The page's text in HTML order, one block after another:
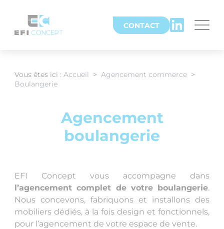
CONTACT
Vous êtes ici : Accueil >Agencement commerce >
Boulangerie
Agencement
boulangerie
EFI Concept vous accompagne dans
l’agencement complet de votre boulangerie.
Nous concevons, fabriquons et installons des
mobiliers dédiés, à la fois design et fonctionnels,
pour l’agencement de votre espace de vente.